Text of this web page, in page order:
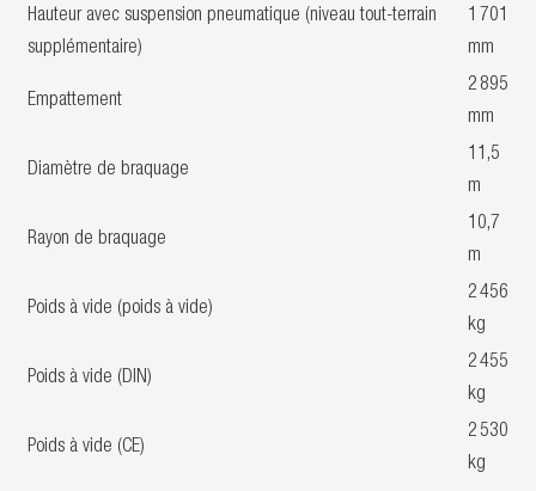
Hauteur avec suspension pneumatique (niveau tout-terrain
supplémentaire)
1 701
mm
Empattement
2 895
mm
Diamètre de braquage
11,5
m
Rayon de braquage
10,7
m
Poids à vide (poids à vide)
2 456
kg
Poids à vide (DIN)
2 455
kg
Poids à vide (CE)
2 530
kg